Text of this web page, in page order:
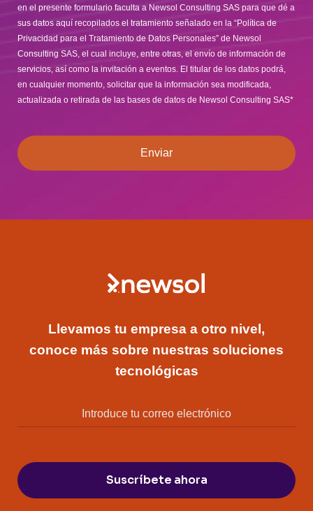
en el presente formulario faculta a Newsol Consulting SAS para que dé a
sus datos aquí recopilados el tratamiento señalado en la “Política de
Privacidad para el Tratamiento de Datos Personales” de Newsol
Consulting SAS, el cual incluye, entre otras, el envío de información de
servicios, así como la invitación a eventos. El titular de los datos podrá,
en cualquier momento, solicitar que la información sea modificada,
actualizada o retirada de las bases de datos de Newsol Consulting SAS*
Llevamos tu empresa a otro nivel,
conoce más sobre nuestras soluciones
tecnológicas